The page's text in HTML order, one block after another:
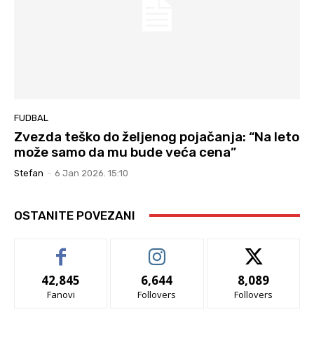
FUDBAL
Zvezda teško do željenog pojačanja: “Na leto
može samo da mu bude veća cena”
Stefan - 6 Jan 2026. 15:10
OSTANITE POVEZANI
42,845
Fanovi
6,644
Follovers
8,089
Follovers